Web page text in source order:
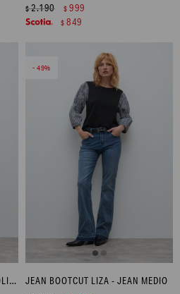
$2.190 $ 999
$ 849
JEAN RECTO JULIETA - VERDE OLIVA
49
JEAN BOOTCUT LIZA - JEAN MEDIO